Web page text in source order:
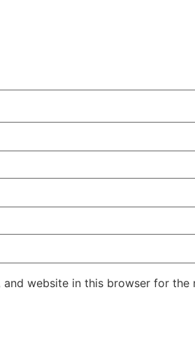
and website in this browser for the